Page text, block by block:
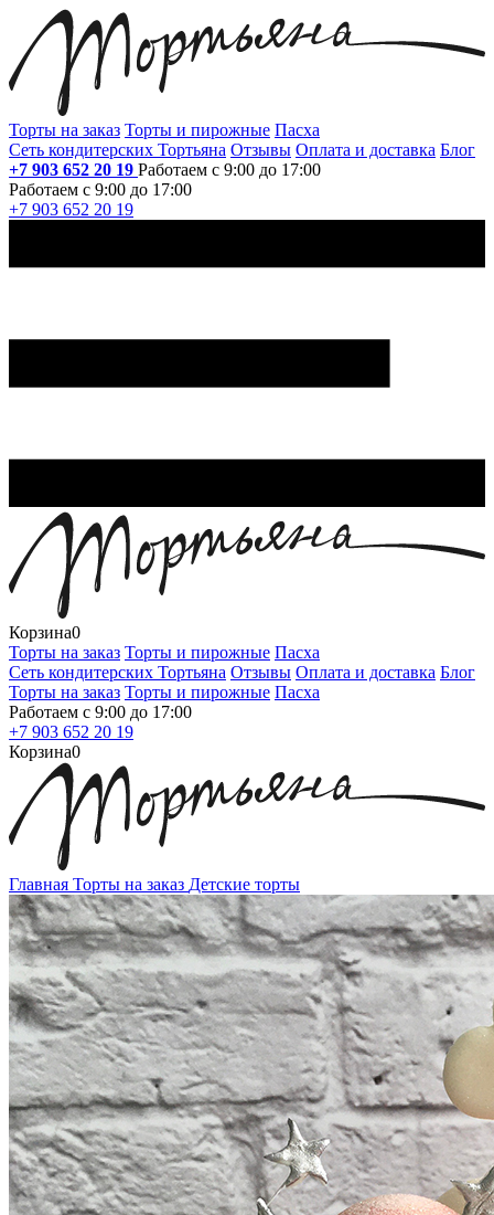
Торты на заказ Торты и пирожные Пасха
Сеть кондитерских Тортьяна Отзывы Оплата и доставка Блог
+7 903 652 20 19 Работаем с 9:00 до 17:00
Работаем с 9:00 до 17:00
+7 903 652 20 19
Корзина0
Торты на заказ Торты и пирожные Пасха
Сеть кондитерских Тортьяна Отзывы Оплата и доставка Блог
Торты на заказ Торты и пирожные Пасха
Работаем с 9:00 до 17:00
+7 903 652 20 19
Корзина0
Главная Торты на заказ Детские торты